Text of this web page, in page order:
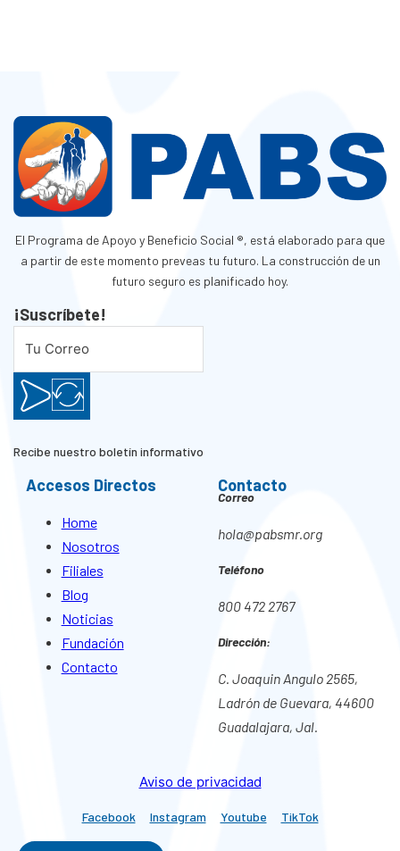
El Programa de Apoyo y Beneficio Social ®, está elaborado para que
a partir de este momento preveas tu futuro. La construcción de un
futuro seguro es planificado hoy.
¡Suscríbete!
Recibe nuestro boletín informativo
Accesos Directos
Home
Nosotros
Filiales
Blog
Noticias
Fundación
Contacto
Contacto
Correo
hola@pabsmr.org
Teléfono
800 472 2767
Dirección:
C. Joaquin Angulo 2565,
Ladrón de Guevara, 44600
Guadalajara, Jal.
Aviso de privacidad
Facebook Instagram Youtube TikTok